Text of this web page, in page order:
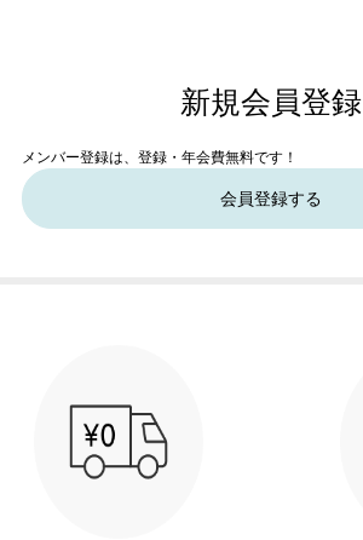
新規会員登録
メンバー登録は、登録・年会費無料です！
会員登録する